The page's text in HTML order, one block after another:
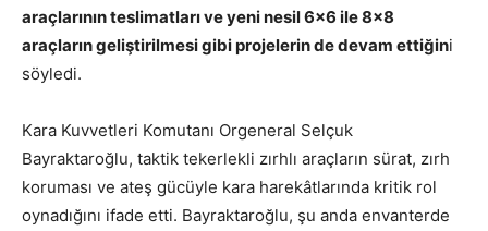
araçlarının teslimatları ve yeni nesil 6×6 ile 8×8
araçların geliştirilmesi gibi projelerin de devam ettiğini
söyledi.
Kara Kuvvetleri Komutanı Orgeneral Selçuk
Bayraktaroğlu, taktik tekerlekli zırhlı araçların sürat, zırh
koruması ve ateş gücüyle kara harekâtlarında kritik rol
oynadığını ifade etti. Bayraktaroğlu, şu anda envanterde